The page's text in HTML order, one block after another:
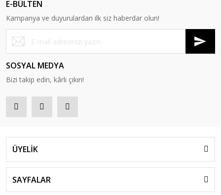
E-BÜLTEN
Kampanya ve duyurulardan ilk siz haberdar olun!
SOSYAL MEDYA
Bizi takip edin, kârlı çıkın!
ÜYELİK
SAYFALAR